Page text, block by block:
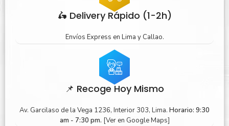
🛵 Delivery Rápido (1-2h)
Envíos Express en Lima y Callao.
📌 Recoge Hoy Mismo
Av. Garcilaso de la Vega 1236, Interior 303, Lima. Horario: 9:30
am - 7:30 pm. [Ver en Google Maps]